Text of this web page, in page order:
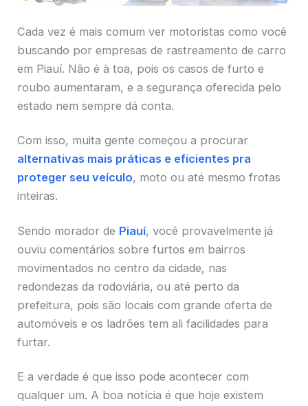
Cada vez é mais comum ver motoristas como você
buscando por empresas de rastreamento de carro
em Piauí. Não é à toa, pois os casos de furto e
roubo aumentaram, e a segurança oferecida pelo
estado nem sempre dá conta.
Com isso, muita gente começou a procurar
alternativas mais práticas e eficientes pra
proteger seu veículo, moto ou até mesmo frotas
inteiras.
Sendo morador de Piauí, você provavelmente já
ouviu comentários sobre furtos em bairros
movimentados no centro da cidade, nas
redondezas da rodoviária, ou até perto da
prefeitura, pois são locais com grande oferta de
automóveis e os ladrões tem ali facilidades para
furtar.
E a verdade é que isso pode acontecer com
qualquer um. A boa notícia é que hoje existem